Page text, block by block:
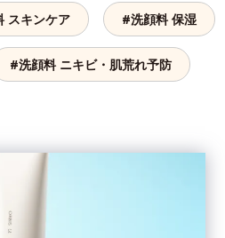
スキンケア #洗顔料 保湿
#洗顔料 ニキビ・肌荒れ予防